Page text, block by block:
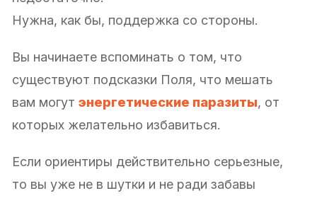
Нужна, как бы, поддержка со стороны.
Вы начинаете вспоминать о том, что
существуют подсказки Поля, что мешать
вам могут энергетические паразиты, от
которых желательно избавиться.
Если ориентиры действительно серьезные,
то вы уже не в шутки и не ради забавы